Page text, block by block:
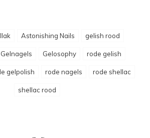
Astonishing Nails gelish rood
Gelnagels Gelosophy rode gelish
gelpolish rode nagels rode shellac
shellac rood